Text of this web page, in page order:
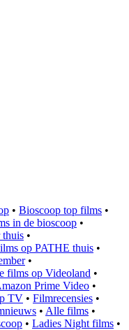
• Bioscoop top films •
in de bioscoop •
•
op PATHE thuis •
•
films op Videoland •
Prime Video •
TV • Filmrecensies •
• Alle films •
• Ladies Night films •